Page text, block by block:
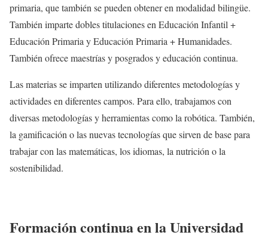
primaria, que también se pueden obtener en modalidad bilingüe.
También imparte dobles titulaciones en Educación Infantil +
Educación Primaria y Educación Primaria + Humanidades.
También ofrece maestrías y posgrados y educación continua.
Las materias se imparten utilizando diferentes metodologías y
actividades en diferentes campos. Para ello, trabajamos con
diversas metodologías y herramientas como la robótica. También,
la gamificación o las nuevas tecnologías que sirven de base para
trabajar con las matemáticas, los idiomas, la nutrición o la
sostenibilidad.
Formación continua en la Universidad